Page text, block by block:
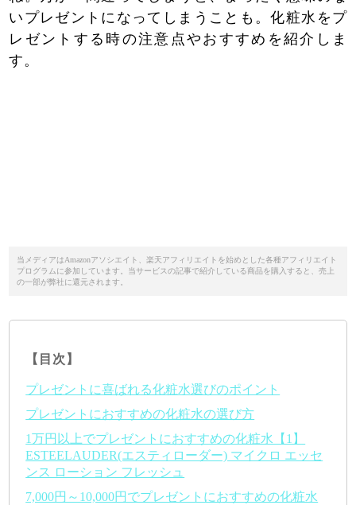
いプレゼントになってしまうことも。化粧水をプ
レゼントする時の注意点やおすすめを紹介しま
す。
当メディアはAmazonアソシエイト、楽天アフィリエイトを始めとした各種アフィリエイト
プログラムに参加しています。当サービスの記事で紹介している商品を購入すると、売上
の一部が弊社に還元されます。
【目次】
プレゼントに喜ばれる化粧水選びのポイント
プレゼントにおすすめの化粧水の選び方
1万円以上でプレゼントにおすすめの化粧水【1】
ESTEELAUDER(エスティローダー) マイクロ エッセ
ンス ローション フレッシュ
7,000円～10,000円でプレゼントにおすすめの化粧水